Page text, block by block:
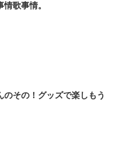
情歌事情。
のその！グッズで楽しもう